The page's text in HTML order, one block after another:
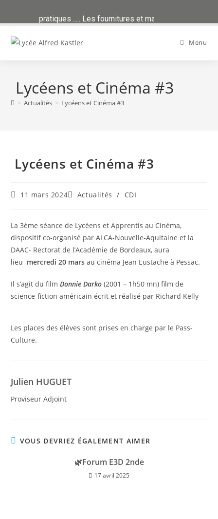
Menu
Lycéens et Cinéma #3
> Actualités > Lycéens et Cinéma #3
Lycéens et Cinéma #3
11 mars 2024 Actualités / CDI
La 3ème séance de Lycéens et Apprentis au Cinéma,
dispositif co-organisé par ALCA-Nouvelle-Aquitaine et la
DAAC- Rectorat de l’Académie de Bordeaux, aura
lieu mercredi 20 mars au cinéma Jean Eustache à Pessac.
Il s’agit du filmDonnie Darko (2001 – 1h50 mn) film de
science-fiction américain écrit et réalisé par Richard Kelly
Les places des élèves sont prises en charge par le Pass-
Culture.
Julien HUGUET
Proviseur Adjoint
VOUS DEVRIEZ ÉGALEMENT AIMER
🌿Forum E3D 2nde
17 avril 2025
Infos pratiques ..... Les fournitures et manuels sont publiés